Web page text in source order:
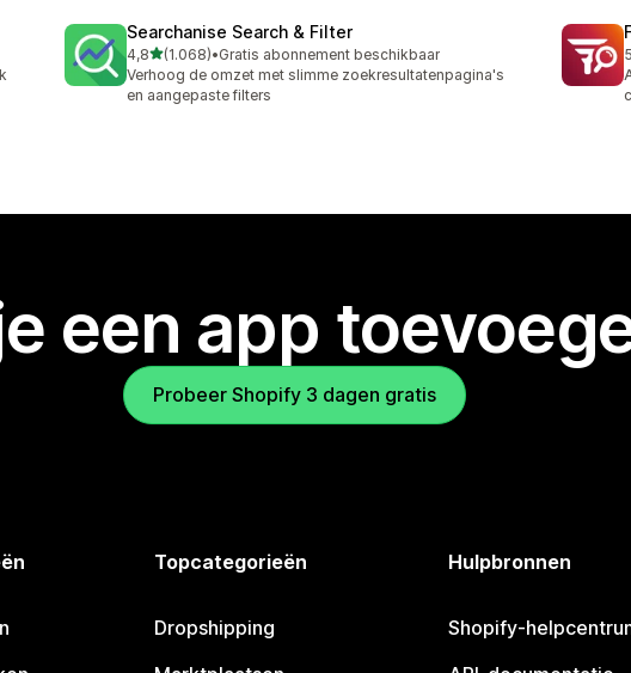
Searchanise Search & Filter
4,8van 5 sterren
(1.068)
1068 recensies in totaal
•Gratis abonnement beschikbaar
Verhoog de omzet met slimme zoekresultatenpagina's
en aangepaste filters
een app
Probeer Shopify 3 dagen gratis
Topcategorieën
Dropshipping
Hulpbronnen
Shopify-